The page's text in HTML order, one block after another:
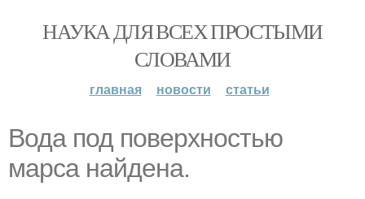
НАУКА ДЛЯ ВСЕХ ПРОСТЫМИ
СЛОВАМИ
главная новости статьи
Вода под поверхностью
марса найдена.